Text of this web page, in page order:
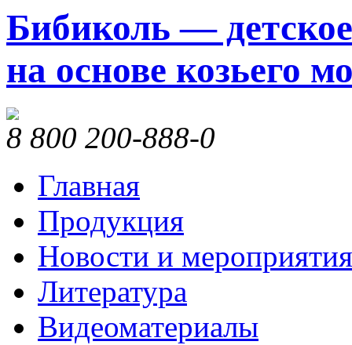
Бибиколь —
на основе козьего
8 800 200-888-0
Главная
Продукция
Новости и мероприятия
Литература
Видеоматериалы